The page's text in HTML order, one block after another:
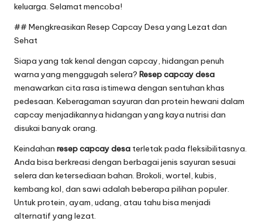
keluarga. Selamat mencoba!
## Mengkreasikan Resep Capcay Desa yang Lezat dan
Sehat
Siapa yang tak kenal dengan capcay, hidangan penuh
warna yang menggugah selera? Resep capcay desa
menawarkan cita rasa istimewa dengan sentuhan khas
pedesaan. Keberagaman sayuran dan protein hewani dalam
capcay menjadikannya hidangan yang kaya nutrisi dan
disukai banyak orang.
Keindahan resep capcay desa terletak pada fleksibilitasnya.
Anda bisa berkreasi dengan berbagai jenis sayuran sesuai
selera dan ketersediaan bahan. Brokoli, wortel, kubis,
kembang kol, dan sawi adalah beberapa pilihan populer.
Untuk protein, ayam, udang, atau tahu bisa menjadi
alternatif yang lezat.